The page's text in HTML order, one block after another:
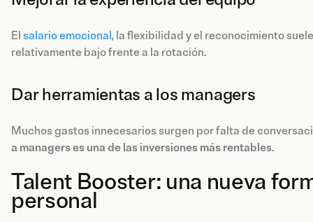
El salario emocional, la flexibilidad y el reconocimiento
relativamente bajo frente a la rotación.
Dar herramientas a los managers
Muchos gastos innecesarios surgen por falta de
a managers es una de las inversiones más rentables.
Talent Booster: una nueva
personal